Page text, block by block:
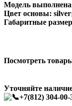
Модель
Цвет основы:
Габаритные
Посмотреть
Уточняйте
+7(812) 304-00-